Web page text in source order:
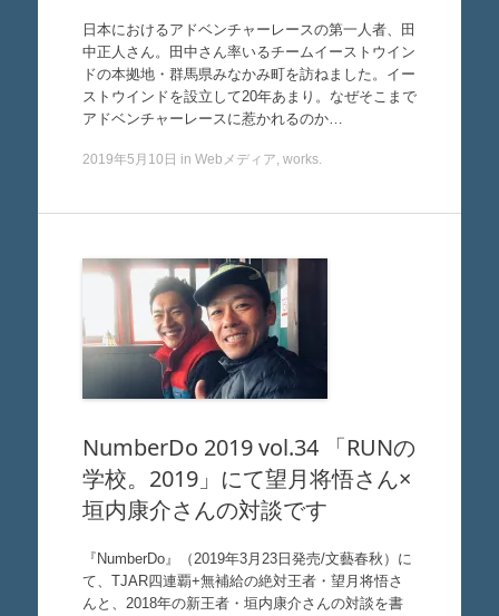
日本におけるアドベンチャーレースの第一人者、田
中正人さん。田中さん率いるチームイーストウイン
ドの本拠地・群馬県みなかみ町を訪ねました。イー
ストウインドを設立して20年あまり。なぜそこまで
アドベンチャーレースに惹かれるのか…
2019年5月10日 in Webメディア, works.
NumberDo 2019 vol.34 「RUNの
学校。2019」にて望月将悟さん×
垣内康介さんの対談です
『NumberDo』（2019年3月23日発売/文藝春秋）に
て、TJAR四連覇+無補給の絶対王者・望月将悟さ
んと、2018年の新王者・垣内康介さんの対談を書